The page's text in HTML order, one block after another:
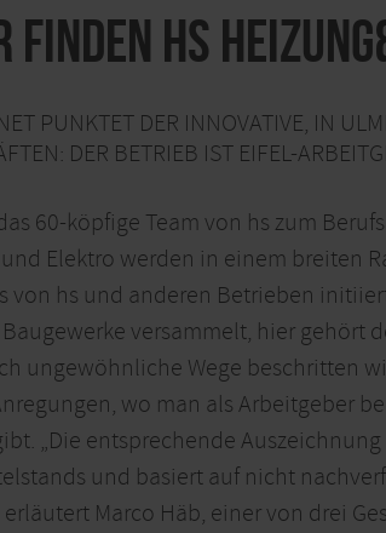
hs
PUNKTET DER INNOVATIVE, IN
DER BETRIEB IST EIFEL-
60-köpfige Team von hs zum
Elektro werden in einem breiten
von hs und anderen Betrieben
versammelt, hier gehört
ungewöhnliche Wege beschritten
wo man als Arbeitgeber
„Die entsprechende
und basiert auf nicht
Marco Häb, einer von drei